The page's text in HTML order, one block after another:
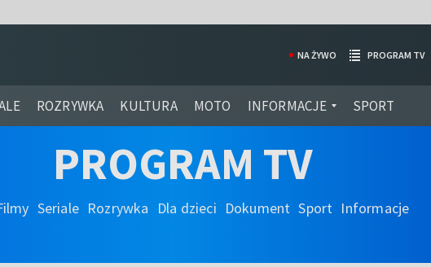
ROZRYWKA KULTURA MOTO INFORMACJE SPORT
NA ŻYWO PROGRAM TV
PROGRAM TV
Seriale Rozrywka Dla dzieci Dokument Sport Informacje